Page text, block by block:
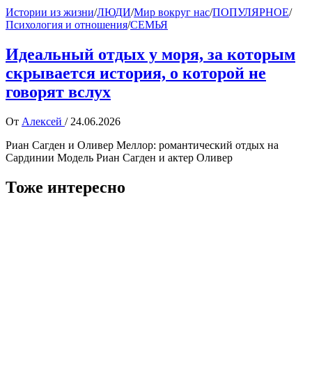
Истории из жизни/ЛЮДИ/Мир вокруг нас/ПОПУЛЯРНОЕ/
Психология и отношения/СЕМЬЯ
Идеальный отдых у моря, за которым
скрывается история, о которой не
говорят вслух
От Алексей / 24.06.2026
Риан Сагден и Оливер Меллор: романтический отдых на
Сардинии Модель Риан Сагден и актер Оливер
Тоже интересно